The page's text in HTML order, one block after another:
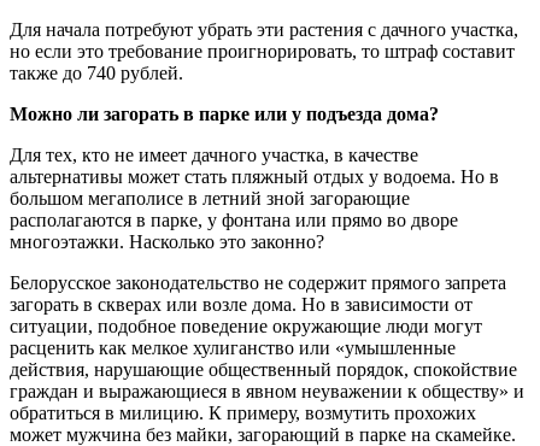
Для начала потребуют убрать эти растения с дачного участка,
но если это требование проигнорировать, то штраф составит
также до 740 рублей.
Можно ли загорать в парке или у подъезда дома?
Для тех, кто не имеет дачного участка, в качестве
альтернативы может стать пляжный отдых у водоема. Но в
большом мегаполисе в летний зной загорающие
располагаются в парке, у фонтана или прямо во дворе
многоэтажки. Насколько это законно?
Белорусское законодательство не содержит прямого запрета
загорать в скверах или возле дома. Но в зависимости от
ситуации, подобное поведение окружающие люди могут
расценить как мелкое хулиганство или «умышленные
действия, нарушающие общественный порядок, спокойствие
граждан и выражающиеся в явном неуважении к обществу» и
обратиться в милицию. К примеру, возмутить прохожих
может мужчина без майки, загорающий в парке на скамейке.